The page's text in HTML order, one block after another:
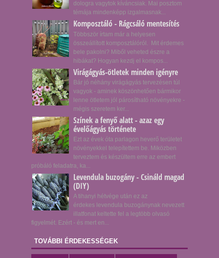
dologra vagytok kíváncsiak. Mai posztom
témája mindenképp izgalmasnak...
Komposztáló - Rágcsáló mentesítés
Többször írtam már a helyesen
összeállított komposztálóról. Mit érdemes
bele pakolni? Miből veheted észre a
hibákat? Hogyan kezdj el kompos...
Virágágyás-ötletek minden igényre
Bár jó néhány virágágyás tervezésen túl
vagyok - aminek köszönhetően bármikor
lenne ötletem jól párosítható növényekre -
mégis szeretem ker...
Színek a fenyő alatt - azaz egy
évelőágyás története
Ezt az évek óta parlagon heverő területet
növényekkel telepítettem be. Miközben
terveztem és készültem erre az embert
próbáló feladatra, ka...
Levendula buzogány - Csináld magad
(DIY)
A tihanyi hétvége után ez az
érdekes levendula buzogánynak nevezett
illatfonat keltette fel a legtöbb olvasó
figyelmét. Ezért - és mert en...
TOVÁBBI ÉRDEKESSÉGEK